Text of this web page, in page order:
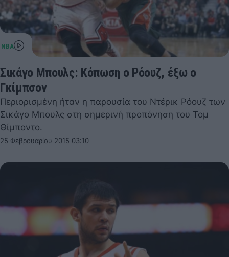
Σικάγο Μπουλς: Κόπωση ο Ρόουζ, έξω ο
Γκίμπσον
Περιορισμένη ήταν η παρουσία του Ντέρικ Ρόουζ των
Σικάγο Μπουλς στη σημερινή προπόνηση του Τομ
Θίμποντο.
25 Φεβρουαρίου 2015 03:10